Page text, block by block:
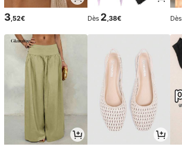
3 ,52€ Dès 2 ,38€ Dès